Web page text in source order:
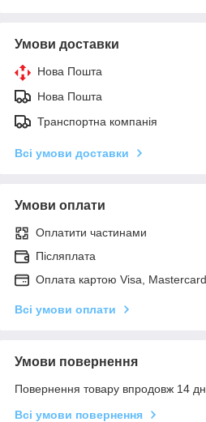
Умови доставки
Нова Пошта
Нова Пошта
Транспортна компанія
Всі умови доставки
Умови оплати
Оплатити частинами
Післяплата
Оплата картою Visa,
Всі умови оплати
Умови повернення
Повернення товару впродовж 14
Всі умови повернення